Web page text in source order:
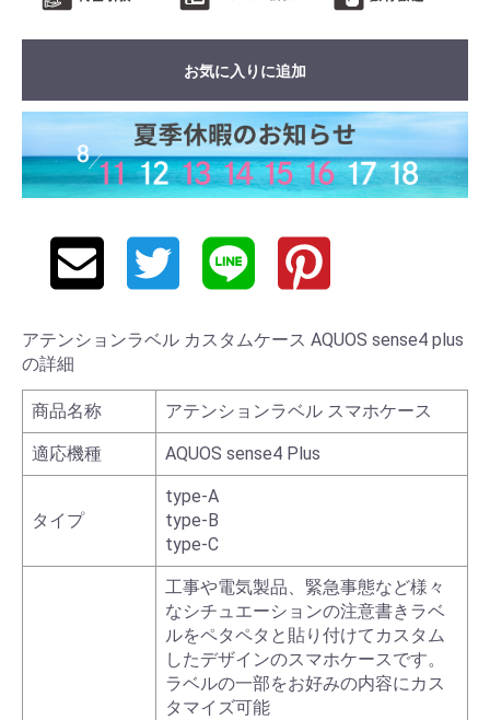
お気に入りに追加
アテンションラベル カスタムケース AQUOS sense4 plus
の詳細
商品名称 アテンションラベル スマホケース
適応機種 AQUOS sense4 Plus
タイプ
type-A
type-B
type-C
工事や電気製品、緊急事態など様々
なシチュエーションの注意書きラベ
ルをペタペタと貼り付けてカスタム
したデザインのスマホケースです。
ラベルの一部をお好みの内容にカス
タマイズ可能